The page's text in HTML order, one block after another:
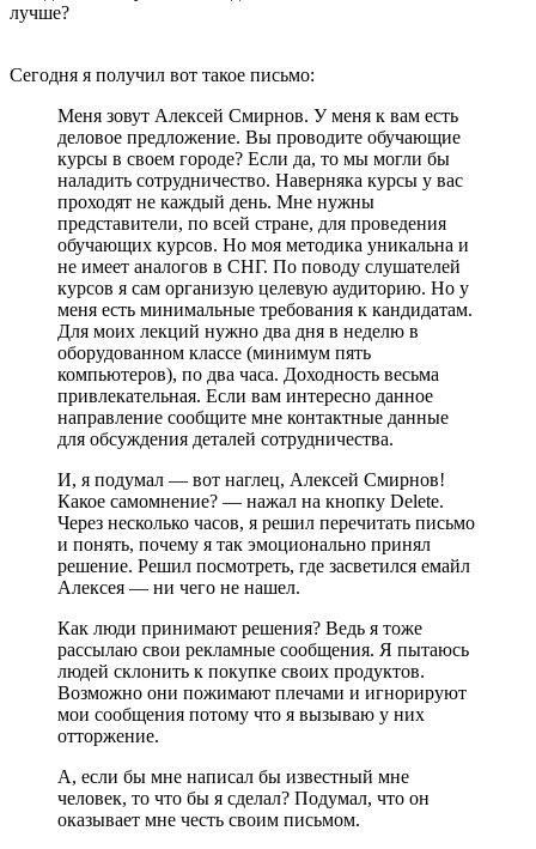
лучше?
Сегодня я получил вот такое письмо:
Меня зовут Алексей Смирнов. У меня к вам есть
деловое предложение. Вы проводите обучающие
курсы в своем городе? Если да, то мы могли бы
наладить сотрудничество. Наверняка курсы у вас
проходят не каждый день. Мне нужны
представители, по всей стране, для проведения
обучающих курсов. Но моя методика уникальна и
не имеет аналогов в СНГ. По поводу слушателей
курсов я сам организую целевую аудиторию. Но у
меня есть минимальные требования к кандидатам.
Для моих лекций нужно два дня в неделю в
оборудованном классе (минимум пять
компьютеров), по два часа. Доходность весьма
привлекательная. Если вам интересно данное
направление сообщите мне контактные данные
для обсуждения деталей сотрудничества.
И, я подумал — вот наглец, Алексей Смирнов!
Какое самомнение? — нажал на кнопку Delete.
Через несколько часов, я решил перечитать письмо
и понять, почему я так эмоционально принял
решение. Решил посмотреть, где засветился емайл
Алексея — ни чего не нашел.
Как люди принимают решения? Ведь я тоже
рассылаю свои рекламные сообщения. Я пытаюсь
людей склонить к покупке своих продуктов.
Возможно они пожимают плечами и игнорируют
мои сообщения потому что я вызываю у них
отторжение.
А, если бы мне написал бы известный мне
человек, то что бы я сделал? Подумал, что он
оказывает мне честь своим письмом.